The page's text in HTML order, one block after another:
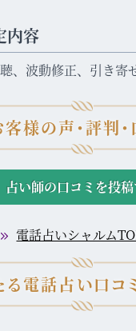
内容
、波動修正、引き寄
客様の声・評判・
占い師の口コミを投稿
電話占いシャルム
る電話占い口コ